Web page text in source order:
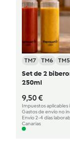
TM7 TM6 TM5
Set de 2
250ml
9,50 €
Impuestos aplicables
Gastos de envío no
Envío 2-4 días
Canarias